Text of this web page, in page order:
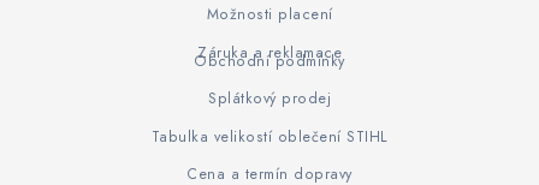
Možnosti placení
Záruka a reklamace
Obchodní podmínky
Splátkový prodej
Tabulka velikostí oblečení STIHL
Cena a termín dopravy